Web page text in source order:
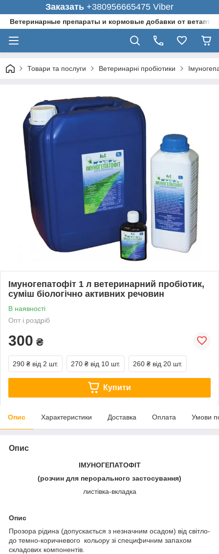
Заказать +380956665475 Viber
Ветеринарные препараты и кормовые добавки от
Товари та послуги Ветеринарні пробіотики
Імуногепатофіт 1 л ветеринарний пробіотик,
суміш біологічно активних речовин
В наявності
Опт і роздріб
300 ₴
290 ₴ від 2 шт. 270 ₴ від 10 шт. 260 ₴ від 20 шт.
Купити
Опис Характеристики Доставка Оплата Умови
Опис
ІМУНОГЕПАТОФІТ
(розчин для перорального застосування)
листівка-вкладка
Опис
Прозора рідина (допускається з незначним осадом) від світло-
до темно-коричневого кольору зі специфичним запахом
складових компонентів.